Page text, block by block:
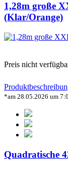
1,28m große
(Klar/Orange)
Preis nicht
*am 28.05.2026 um
Quadratische